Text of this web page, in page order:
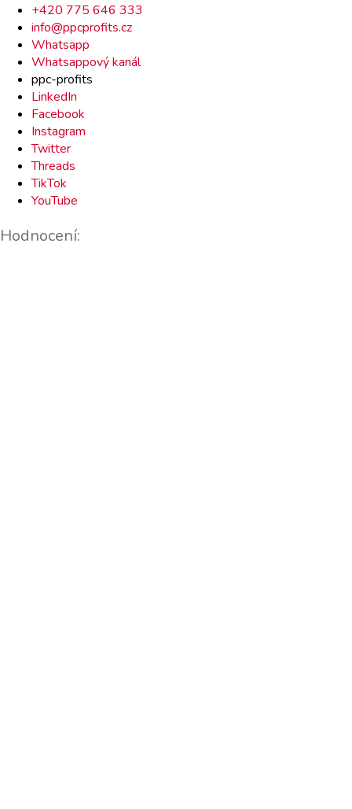
Rychlý
kontakt
+420 775 646 333
info@ppcprofits.cz
Whatsapp
Whatsappový kanál
ppc-profits
LinkedIn
Facebook
Instagram
Twitter
Threads
TikTok
YouTube
Hodnocení: